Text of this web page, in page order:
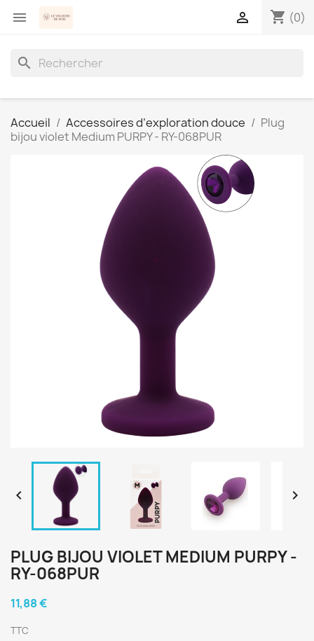
 shopping_cart (0)

search
Accueil Accessoires d’exploration douce
Plug
bijou violet Medium PURPY - RY-068PUR
 
PLUG BIJOU VIOLET MEDIUM PURPY -
RY-068PUR
11,88 €
TTC